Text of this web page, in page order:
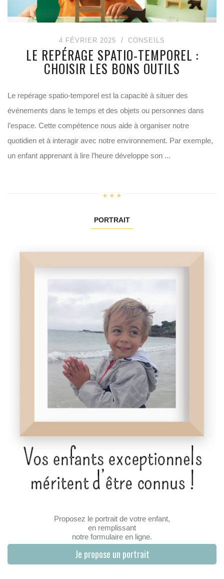
4 FÉVRIER 2025 CONSEILS
LE REPÉRAGE SPATIO-TEMPOREL :
CHOISIR LES BONS OUTILS
Le repérage spatio-temporel est la capacité à situer des
événements dans le temps et des objets ou personnes dans
l’espace. Cette compétence nous aide à organiser notre
quotidien et à interagir avec notre environnement. Par exemple,
un enfant apprenant à lire l’heure développe son ...
PORTRAIT
Proposez le portrait de votre enfant,
en remplissant
notre formulaire en ligne.
Je propose un portrait